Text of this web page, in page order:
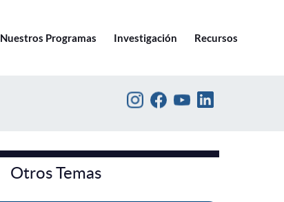
Nuestros Programas Investigación Recursos
Otros Temas